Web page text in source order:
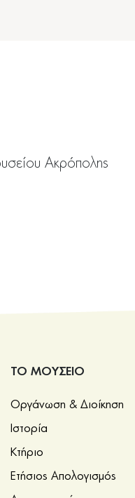
Ακρόπολης
ΤΟ ΜΟΥΣΕΙΟ
Οργάνωση & Διοίκηση
Ιστορία
Κτήριο
Ετήσιος Απολογισμός